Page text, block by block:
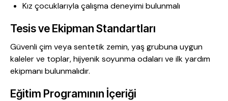
Kız çocuklarıyla çalışma deneyimi bulunmalı
Tesis ve Ekipman Standartları
Güvenli çim veya sentetik zemin, yaş grubuna uygun
kaleler ve toplar, hijyenik soyunma odaları ve ilk yardım
ekipmanı bulunmalıdır.
Eğitim Programının İçeriği